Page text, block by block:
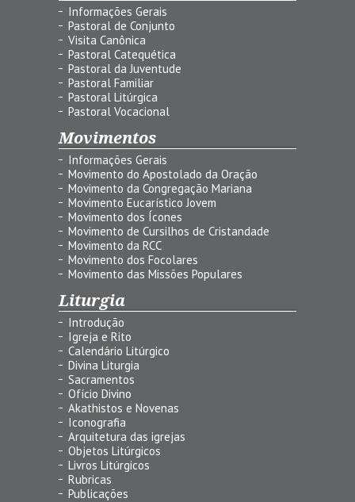
Informações Gerais
Pastoral de Conjunto
Visita Canônica
Pastoral Catequética
Pastoral da Juventude
Pastoral Familiar
Pastoral Litúrgica
Pastoral Vocacional
Movimentos
Informações Gerais
Movimento do Apostolado da Oração
Movimento da Congregação Mariana
Movimento Eucarístico Jovem
Movimento dos Ícones
Movimento de Cursilhos de Cristandade
Movimento da RCC
Movimento dos Focolares
Movimento das Missões Populares
Liturgia
Introdução
Igreja e Rito
Calendário Litúrgico
Divina Liturgia
Sacramentos
Ofício Divino
Akathistos e Novenas
Iconografia
Arquitetura das igrejas
Objetos Litúrgicos
Livros Litúrgicos
Rubricas
Publicações